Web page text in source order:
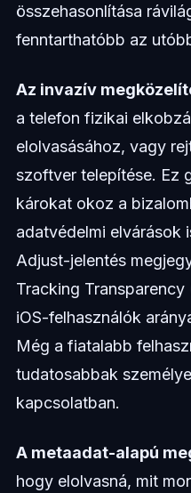
összehasonlítása
fenntarthatóbb az
Az invazív
a telefon fizikai
elolvasásához, vagy
szoftver telepítése. Ez
károkat okoz a
adatvédelmi elvárások
Adjust-jelentés
Tracking
iOS-felhasználók
Még a fiatalabb
tudatosabbak
kapcsolatban.
A metaadat-alapú
hogy elolvasná, mit